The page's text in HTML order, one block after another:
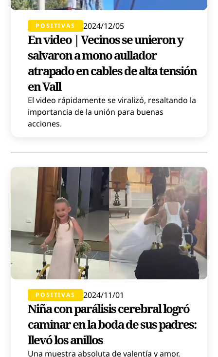
POSITIVAS 2024/12/05
En video | Vecinos se unieron y
salvaron a mono aullador
atrapado en cables de alta tensión
en Vall
El video rápidamente se viralizó, resaltando la
importancia de la unión para buenas
acciones.
POSITIVAS 2024/11/01
Niña con parálisis cerebral logró
caminar en la boda de sus padres:
llevó los anillos
Una muestra absoluta de valentía y amor.